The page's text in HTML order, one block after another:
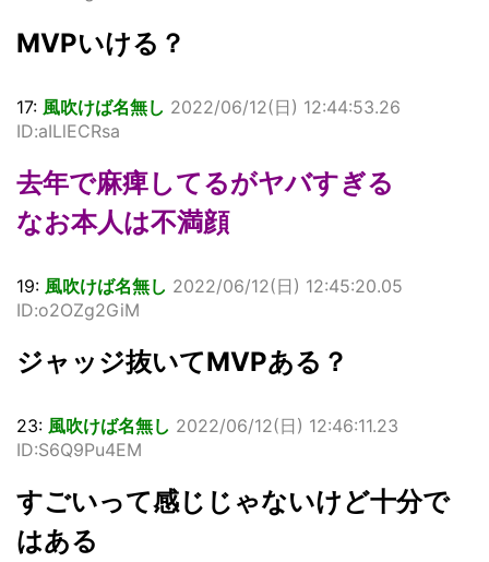
MVPいける？
17: 風吹けば名無し 2022/06/12(日) 12:44:53.26
ID:aILlECRsa
去年で麻痺してるがヤバすぎる
なお本人は不満顔
19: 風吹けば名無し 2022/06/12(日) 12:45:20.05
ID:o2OZg2GiM
ジャッジ抜いてMVPある？
23: 風吹けば名無し 2022/06/12(日) 12:46:11.23
ID:S6Q9Pu4EM
すごいって感じじゃないけど十分で
はある